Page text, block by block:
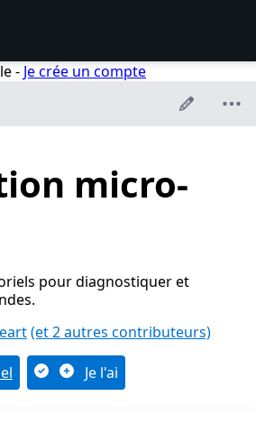
- Je crée un compte
micro-
pour diagnostiquer et
(et 2 autres contributeurs)
Je l'ai